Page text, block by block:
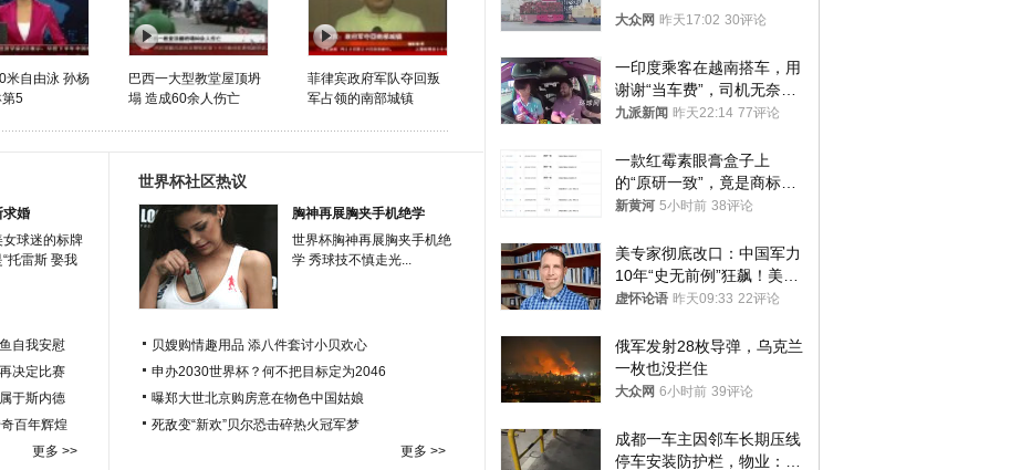
米自由泳 孙杨
5
巴西一大型教堂屋顶坍
塌 造成60余人伤亡
菲律宾政府军队夺回叛
军占领的南部城镇
求婚
球迷的标牌
托雷斯 娶我
自我安慰
决定比赛
于斯内德
百年辉煌
更多 >>
世界杯社区热议
胸神再展胸夹手机绝学
世界杯胸神再展胸夹手机绝
学 秀球技不慎走光...
贝嫂购情趣用品 添八件套讨小贝欢心
申办2030世界杯？何不把目标定为2046
曝郑大世北京购房意在物色中国姑娘
死敌变“新欢”贝尔恐击碎热火冠军梦
更多 >>
大众网 昨天17:02 30评论
一印度乘客在越南搭车，用
谢谢“当车费”，司机无奈发
笑；印度网友：不代表印度
九派新闻 昨天22:14 77评论
一款红霉素眼膏盒子上
的“原研一致”，竟是商标！
律师：极易误导消费者；网
新黄河 5小时前 38评论
美专家彻底改口：中国军力
10年“史无前例”狂飙！美军
真慌了
虚怀论语 昨天09:33 22评论
俄军发射28枚导弹，乌克兰
一枚也没拦住
大众网 6小时前 39评论
成都一车主因邻车长期压线
停车安装防护栏，物业：不